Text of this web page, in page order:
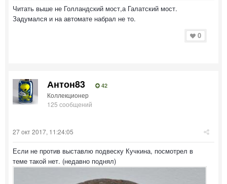
Читать выше не Голландский мост,а Галатский мост.
Задумался и на автомате набрал не то.
0
Антон83 42
Коллекционер
125 сообщений
27 окт 2017, 11:24:05
Если не против выставлю подвеску Кучкина, посмотрел в
теме такой нет. (недавно поднял)